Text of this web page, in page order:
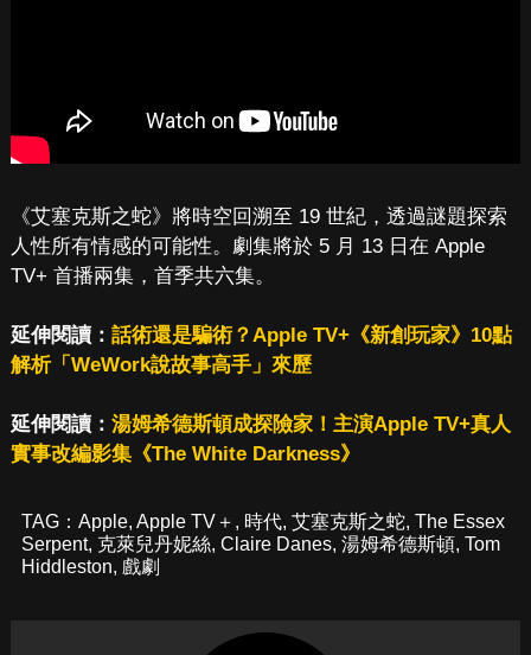
《艾塞克斯之蛇》將時空回溯至 19 世紀，透過謎題探索
人性所有情感的可能性。劇集將於 5 月 13 日在 Apple
TV+ 首播兩集，首季共六集。
延伸閱讀： 話術還是騙術？Apple TV+《新創玩家》10點
解析「WeWork說故事高手」來歷
延伸閱讀： 湯姆希德斯頓成探險家！主演Apple TV+真人
實事改編影集《The White Darkness》
TAG： Apple, Apple TV＋ , 時代, 艾塞克斯之蛇, The Essex
Serpent, 克萊兒丹妮絲, Claire Danes, 湯姆希德斯頓, Tom
Hiddleston, 戲劇